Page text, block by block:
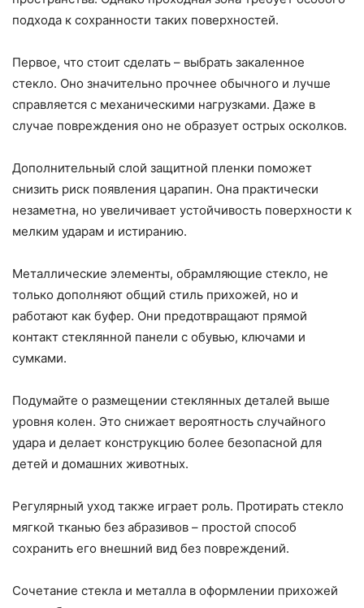
подхода к сохранности таких поверхностей.
Первое, что стоит сделать – выбрать закаленное
стекло. Оно значительно прочнее обычного и лучше
справляется с механическими нагрузками. Даже в
случае повреждения оно не образует острых осколков.
Дополнительный слой защитной пленки поможет
снизить риск появления царапин. Она практически
незаметна, но увеличивает устойчивость поверхности к
мелким ударам и истиранию.
Металлические элементы, обрамляющие стекло, не
только дополняют общий стиль прихожей, но и
работают как буфер. Они предотвращают прямой
контакт стеклянной панели с обувью, ключами и
сумками.
Подумайте о размещении стеклянных деталей выше
уровня колен. Это снижает вероятность случайного
удара и делает конструкцию более безопасной для
детей и домашних животных.
Регулярный уход также играет роль. Протирать стекло
мягкой тканью без абразивов – простой способ
сохранить его внешний вид без повреждений.
Сочетание стекла и металла в оформлении прихожей